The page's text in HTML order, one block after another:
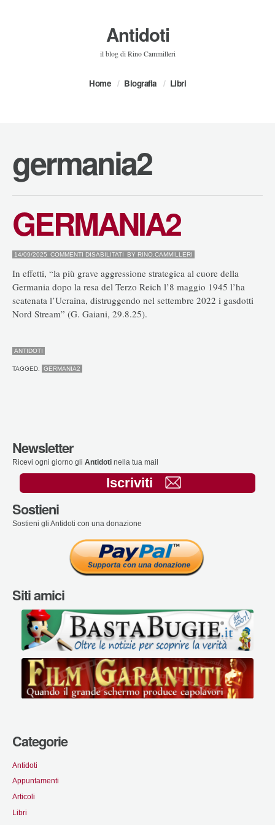
Antidoti
il blog di Rino Cammilleri
Home Biografia Libri
germania2
GERMANIA2
14/09/2025 COMMENTI DISABILITATI SU
BY RINO.CAMMILLERI
In effetti, “la più grave aggressione strategica al cuore della
Germania dopo la resa del Terzo Reich l’8 maggio 1945 l’ha
scatenata l’Ucraina, distruggendo nel settembre 2022 i gasdotti
Nord Stream” (G. Gaiani, 29.8.25).
ANTIDOTI
TAGGED: GERMANIA2
Newsletter
Ricevi ogni giorno gli Antidoti nella tua mail
Iscriviti
Sostieni
Sostieni gli Antidoti con una donazione
Siti amici
Categorie
Antidoti
Appuntamenti
Articoli
Libri